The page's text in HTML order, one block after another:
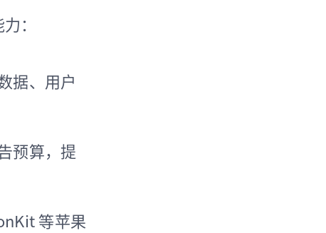
：
据、用户
预算，提
等苹果